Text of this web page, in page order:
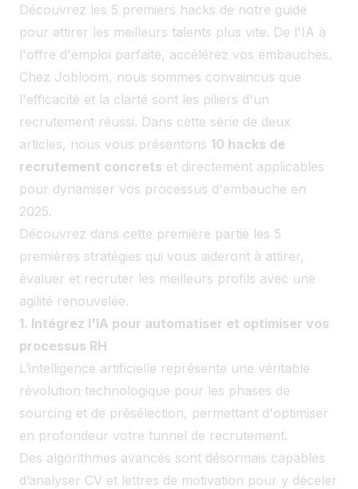
Découvrez les 5 premiers hacks de notre guide
pour attirer les meilleurs talents plus vite. De l'IA à
l'offre d'emploi parfaite, accélérez vos embauches.
Chez Jobloom, nous sommes convaincus que
l'efficacité et la clarté sont les piliers d'un
recrutement réussi. Dans cette série de deux
articles, nous vous présentons 10 hacks de
recrutement concrets et directement applicables
pour dynamiser vos processus d'embauche en
2025.
Découvrez dans cette première partie les 5
premières stratégies qui vous aideront à attirer,
évaluer et recruter les meilleurs profils avec une
agilité renouvelée.
1. Intégrez l'IA pour automatiser et optimiser vos
processus RH
L’intelligence artificielle représente une véritable
révolution technologique pour les phases de
sourcing et de présélection, permettant d'optimiser
en profondeur votre tunnel de recrutement.
Des algorithmes avancés sont désormais capables
d’analyser CV et lettres de motivation pour y déceler